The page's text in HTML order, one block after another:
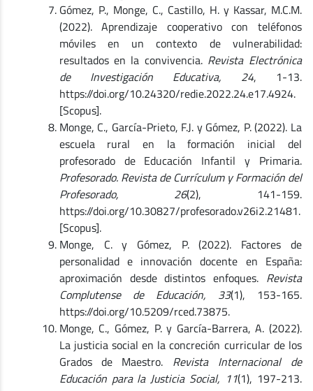
Gómez, P., Monge, C., Castillo, H. y Kassar, M.C.M.
(2022). Aprendizaje cooperativo con teléfonos
móviles en un contexto de vulnerabilidad:
resultados en la convivencia. Revista Electrónica
de Investigación Educativa, 24, 1-13.
https://doi.org/10.24320/redie.2022.24.e17.4924.
[Scopus].
Monge, C., García-Prieto, F.J. y Gómez, P. (2022). La
escuela rural en la formación inicial del
profesorado de Educación Infantil y Primaria.
Profesorado. Revista de Currículum y Formación del
Profesorado, 26(2), 141-159.
https://doi.org/10.30827/profesorado.v26i2.21481.
[Scopus].
Monge, C. y Gómez, P. (2022). Factores de
personalidad e innovación docente en España:
aproximación desde distintos enfoques. Revista
Complutense de Educación, 33(1), 153-165.
https://doi.org/10.5209/rced.73875.
Monge, C., Gómez, P. y García-Barrera, A. (2022).
La justicia social en la concreción curricular de los
Grados de Maestro. Revista Internacional de
Educación para la Justicia Social, 11(1), 197-213.